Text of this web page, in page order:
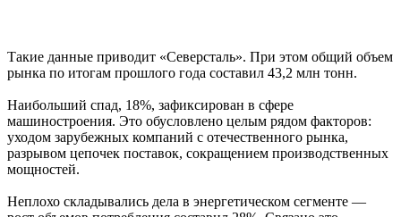
Такие данные приводит «Северсталь». При этом общий объем
рынка по итогам прошлого года составил 43,2 млн тонн.
Наибольший спад, 18%, зафиксирован в сфере
машиностроения. Это обусловлено целым рядом факторов:
уходом зарубежных компаний с отечественного рынка,
разрывом цепочек поставок, сокращением производственных
мощностей.
Неплохо складывались дела в энергетическом сегменте —